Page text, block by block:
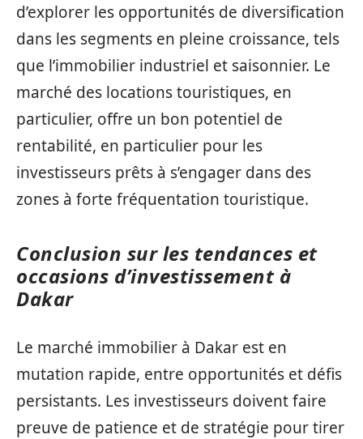
d’explorer les opportunités de diversification
dans les segments en pleine croissance, tels
que l’immobilier industriel et saisonnier. Le
marché des locations touristiques, en
particulier, offre un bon potentiel de
rentabilité, en particulier pour les
investisseurs prêts à s’engager dans des
zones à forte fréquentation touristique.
Conclusion sur les tendances et
occasions d’investissement à
Dakar
Le marché immobilier à Dakar est en
mutation rapide, entre opportunités et défis
persistants. Les investisseurs doivent faire
preuve de patience et de stratégie pour tirer